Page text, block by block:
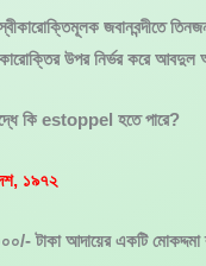
স্বীকারোক্তিমূলক
উপর নির্ভর করে আবদুল
কি estoppel হতে পারে?
১৯৭২
টাকা আদায়ের একটি